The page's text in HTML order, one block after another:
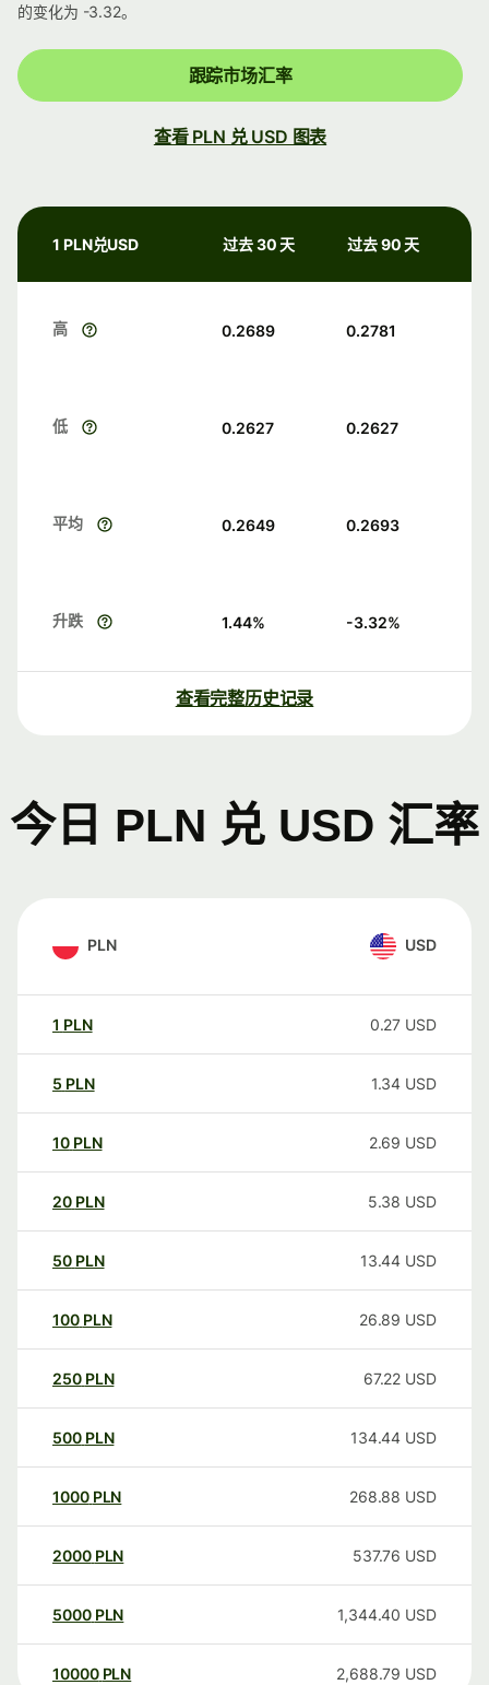
的变化为 -3.32。
跟踪市场汇率
查看 PLN 兑 USD 图表
1 PLN兑USD 过去 30 天 过去 90 天
高 0.2689 0.2781
低 0.2627 0.2627
平均 0.2649 0.2693
升跌 1.44% -3.32%
查看完整历史记录
今日 PLN 兑 USD 汇率
PLN USD
1 PLN 0.27 USD
5 PLN 1.34 USD
10 PLN 2.69 USD
20 PLN 5.38 USD
50 PLN 13.44 USD
100 PLN 26.89 USD
250 PLN 67.22 USD
500 PLN 134.44 USD
1000 PLN 268.88 USD
2000 PLN 537.76 USD
5000 PLN 1,344.40 USD
10000 PLN 2,688.79 USD